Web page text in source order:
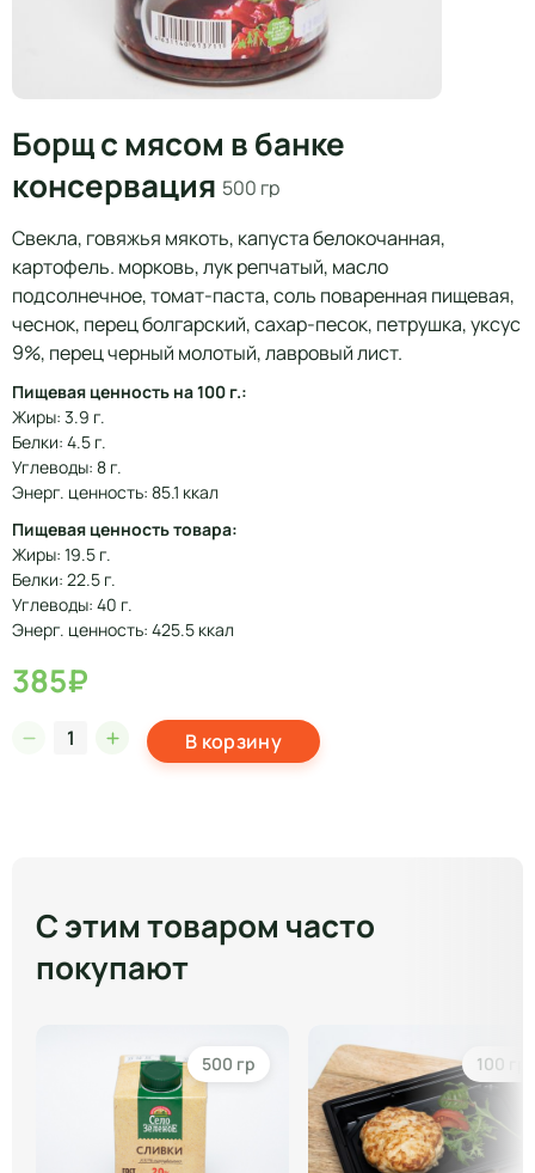
Борщ с мясом в банке
консервация 500 гр
Свекла, говяжья мякоть, капуста белокочанная,
картофель. морковь, лук репчатый, масло
подсолнечное, томат-паста, соль поваренная пищевая,
чеснок, перец болгарский, сахар-песок, петрушка, уксус
9%, перец черный молотый, лавровый лист.
Пищевая ценность на 100 г.:
Жиры: 3.9 г.
Белки: 4.5 г.
Углеводы: 8 г.
Энерг. ценность: 85.1 ккал
Пищевая ценность товара:
Жиры: 19.5 г.
Белки: 22.5 г.
Углеводы: 40 г.
Энерг. ценность: 425.5 ккал
385₽
В корзину
С этим товаром часто
покупают
500 гр 100 гр